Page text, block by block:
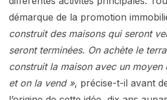
démarque de la promotion
construit des maisons qui seront
seront terminées. On achète le
construit la maison avec un moyen
et on la vend », précise-t-il avant